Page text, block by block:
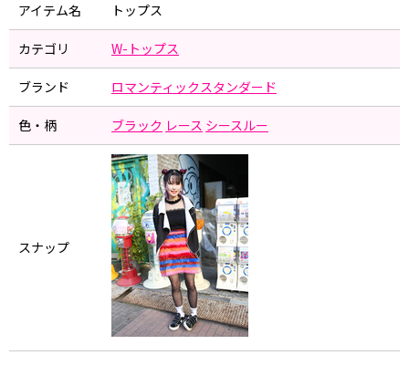
アイテム名 トップス
カテゴリ W-トップス
ブランド ロマンティックスタンダード
色・柄 ブラック レース シースルー
スナップ